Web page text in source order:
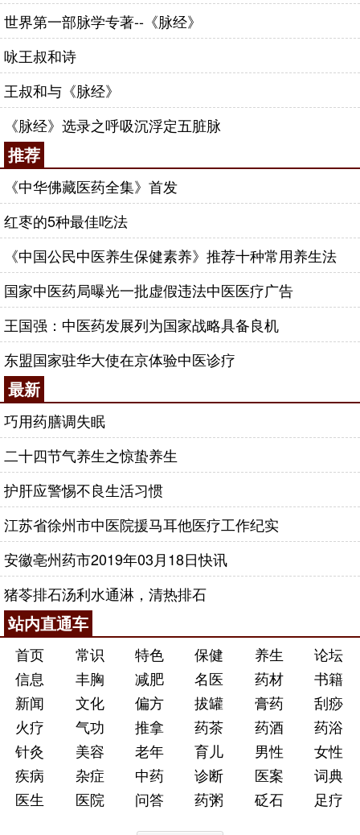
世界第一部脉学专著--《脉经》
咏王叔和诗
王叔和与《脉经》
《脉经》选录之呼吸沉浮定五脏脉
推荐
《中华佛藏医药全集》首发
红枣的5种最佳吃法
《中国公民中医养生保健素养》推荐十种常用养生法
国家中医药局曝光一批虚假违法中医医疗广告
王国强：中医药发展列为国家战略具备良机
东盟国家驻华大使在京体验中医诊疗
最新
巧用药膳调失眠
二十四节气养生之惊蛰养生
护肝应警惕不良生活习惯
江苏省徐州市中医院援马耳他医疗工作纪实
安徽亳州药市2019年03月18日快讯
猪苓排石汤利水通淋，清热排石
站内直通车
首页 常识 特色 保健 养生
论坛
信息
丰胸 减肥 名医 药材
书籍
新闻
文化 偏方 拔罐 膏药
刮痧
火疗
气功 推拿 药茶 药酒
药浴
针灸
美容 老年 育儿 男性
女性
疾病
杂症 中药 诊断 医案
词典
医生
医院 问答 药粥 砭石 足疗